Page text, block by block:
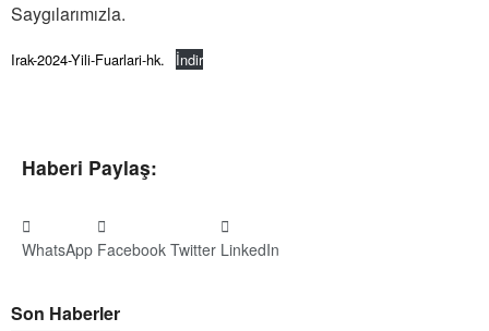
Saygılarımızla.
Irak-2024-Yili-Fuarlari-hk. İndir
Haberi Paylaş:
WhatsApp Facebook Twitter LinkedIn
Son Haberler